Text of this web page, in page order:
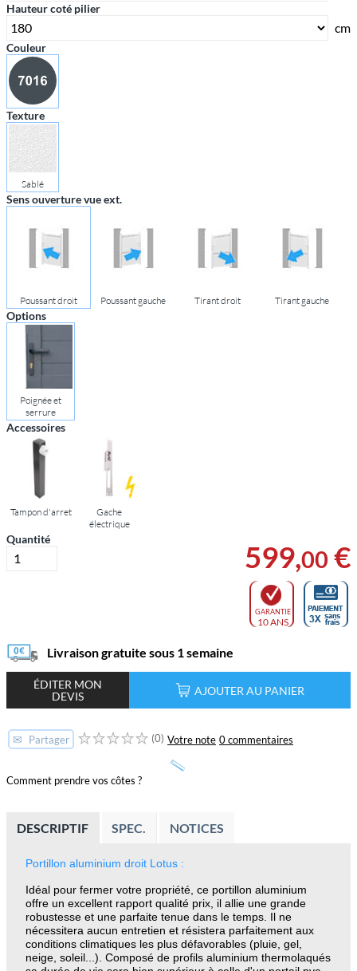
Hauteur coté pilier
cm
Couleur
Texture
Sablé
Sens ouverture vue ext.
Poussant droit Poussant gauche Tirant droit Tirant gauche
Options
Poignée et
serrure
Accessoires
Tampon d'arret
Gache
électrique
Quantité
599,00 €
GARANTIE
10 ANS
Livraison gratuite sous 1 semaine
ÉDITER MON
DEVIS
AJOUTER AU PANIER
✉ Partager (0) Votre note 0 commentaires
Comment prendre vos côtes ?
DESCRIPTIF SPEC. NOTICES
Portillon aluminium droit Lotus :
Idéal pour fermer votre propriété, ce portillon aluminium
offre un excellent rapport qualité prix, il allie une grande
robustesse et une parfaite tenue dans le temps. Il ne
nécessitera aucun entretien et résistera parfaitement aux
conditions climatiques les plus défavorables (pluie, gel,
neige, soleil...). Composé de profils aluminium thermolaqués